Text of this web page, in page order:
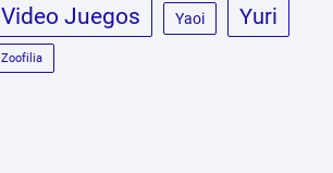
Video Juegos Yaoi Yuri
Zoofilia